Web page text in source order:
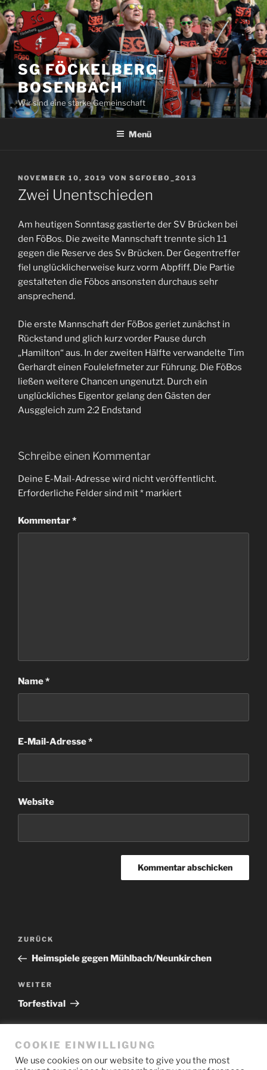
Zum
Inhalt
springen
SG FÖCKELBERG-
BOSENBACH
Wir sind eine starke Gemeinschaft
Menü
VERÖFFENTLICHT
AM
NOVEMBER 10, 2019 VON SGFOEBO_2013
Zwei Unentschieden
Am heutigen Sonntasg gastierte der SV Brücken bei
den FöBos. Die zweite Mannschaft trennte sich 1:1
gegen die Reserve des Sv Brücken. Der Gegentreffer
fiel unglücklicherweise kurz vorm Abpfiff. Die Partie
gestalteten die Föbos ansonsten durchaus sehr
ansprechend.
Die erste Mannschaft der FöBos geriet zunächst in
Rückstand und glich kurz vorder Pause durch
„Hamilton“ aus. In der zweiten Hälfte verwandelte Tim
Gerhardt einen Foulelefmeter zur Führung. Die FöBos
ließen weitere Chancen ungenutzt. Durch ein
unglückliches Eigentor gelang den Gästen der
Ausggleich zum 2:2 Endstand
Schreibe einen Kommentar
Deine E-Mail-Adresse wird nicht veröffentlicht.
Erforderliche Felder sind mit* markiert
Kommentar*
Name*
E-Mail-Adresse*
Website
Beitragsnavigation
Vorheriger
Beitrag
ZURÜCK
Heimspiele gegen Mühlbach/Neunkirchen
Nächster
Beitrag
WEITER
Torfestival
COOKIE EINWILLIGUNG
We use cookies on our website to give you the most